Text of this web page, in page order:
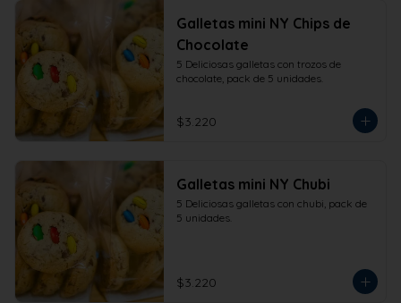
Galletas mini NY Chips de
Chocolate
5 Deliciosas galletas con trozos de
chocolate, pack de 5 unidades.
$3.220
Galletas mini NY Chubi
5 Deliciosas galletas con chubi, pack de
5 unidades.
$3.220